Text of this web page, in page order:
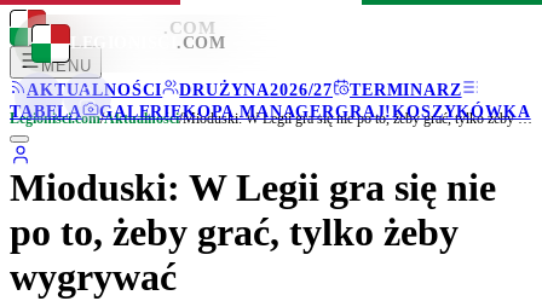
LEGIONISCI .COM
MENU
AKTUALNOŚCI
DRUŻYNA2026/27
TERMINARZ
TABELA
GALERIEKOPA MANAGERGRAJ!KOSZYKÓWKA
LEGIONISCI .COM
Legionisci.com/Aktualności/ Mioduski: W Legii gra się nie po to, żeby grać, tylko żeby wygrywać
Mioduski: W Legii gra się nie
po to, żeby grać, tylko żeby
wygrywać